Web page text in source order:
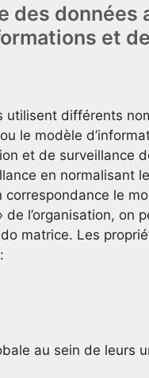
des données
et
utilisent différents
le modèle
et de surveillance
en normalisant
le
de l’organisation,
matrice. Les
au sein de leurs